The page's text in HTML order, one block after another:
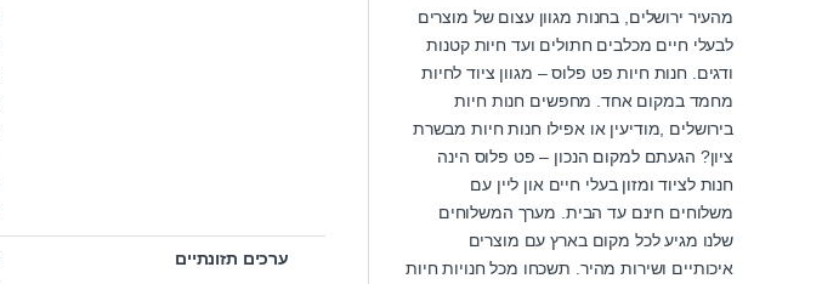
ערכים תזונתיים
מהעיר ירושלים, בחנות מגוון עצום של מוצרים
לבעלי חיים מכלבים חתולים ועד חיות קטנות
ודגים. חנות חיות פט פלוס – מגוון ציוד לחיות
מחמד במקום אחד. מחפשים חנות חיות
בירושלים ,מודיעין או אפילו חנות חיות מבשרת
ציון? הגעתם למקום הנכון – פט פלוס הינה
חנות לציוד ומזון בעלי חיים און ליין עם
משלוחים חינם עד הבית. מערך המשלוחים
שלנו מגיע לכל מקום בארץ עם מוצרים
איכותיים ושירות מהיר. תשכחו מכל חנויות חיות